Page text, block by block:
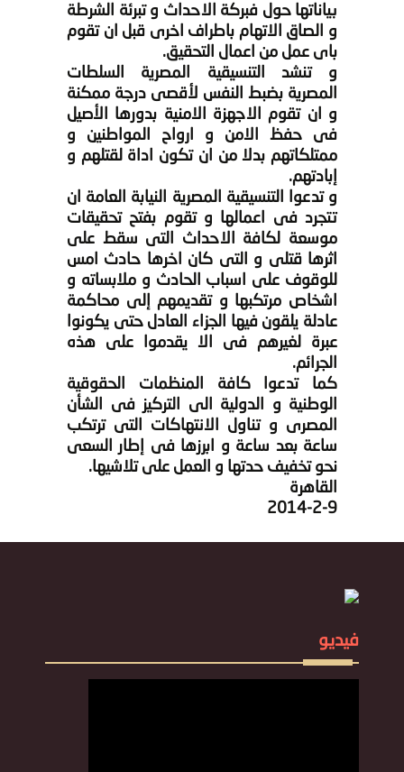
بياناتها حول فبركة الاحداث و تبرئة الشرطة
و الصاق الاتهام باطراف اخرى قبل ان تقوم
باى عمل من اعمال التحقيق.
و تنشد التنسيقية المصرية السلطات
المصرية بضبط النفس لأقصى درجة ممكنة
و ان تقوم الاجهزة الامنية بدورها الأصيل
فى حفظ الامن و ارواح المواطنين و
ممتلكاتهم بدلا من ان تكون اداة لقتلهم و
إبادتهم.
و تدعوا التنسيقية المصرية النيابة العامة ان
تتجرد فى اعمالها و تقوم بفتح تحقيقات
موسعة لكافة الاحداث التى سقط على
اثرها قتلى و التى كان اخرها حادث امس
للوقوف على اسباب الحادث و ملابساته و
اشخاص مرتكبها و تقديمهم إلى محاكمة
عادلة يلقون فيها الجزاء العادل حتى يكونوا
عبرة لغيرهم فى الا يقدموا على هذه
الجرائم.
كما تدعوا كافة المنظمات الحقوقية
الوطنية و الدولية الى التركيز فى الشأن
المصرى و تناول الانتهاكات التى ترتكب
ساعة بعد ساعة و ابرزها فى إطار السعى
نحو تخفيف حدتها و العمل على تلاشيها.
القاهرة
2014-2-9
فيديو